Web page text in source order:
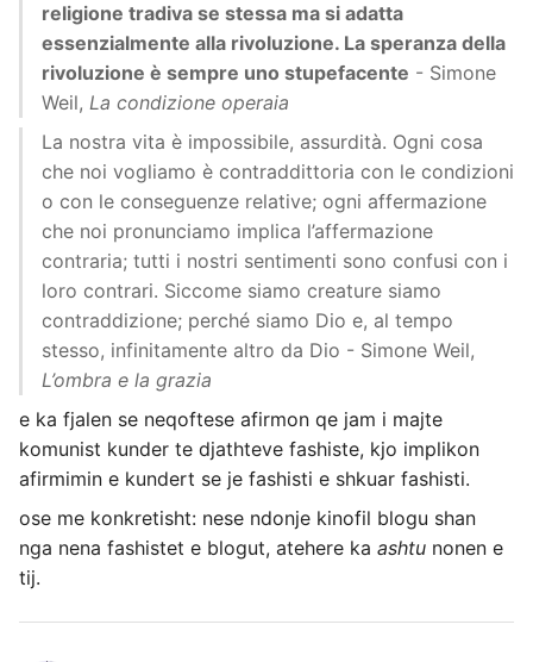
religione tradiva se stessa ma si adatta
essenzialmente alla rivoluzione. La speranza della
rivoluzione è sempre uno stupefacente - Simone
Weil, La condizione operaia
La nostra vita è impossibile, assurdità. Ogni cosa
che noi vogliamo è contraddittoria con le condizioni
o con le conseguenze relative; ogni affermazione
che noi pronunciamo implica l’affermazione
contraria; tutti i nostri sentimenti sono confusi con i
loro contrari. Siccome siamo creature siamo
contraddizione; perché siamo Dio e, al tempo
stesso, infinitamente altro da Dio - Simone Weil,
L’ombra e la grazia
e ka fjalen se neqoftese afirmon qe jam i majte
komunist kunder te djathteve fashiste, kjo implikon
afirmimin e kundert se je fashisti e shkuar fashisti.
ose me konkretisht: nese ndonje kinofil blogu shan
nga nena fashistet e blogut, atehere ka ashtu nonen e
tij.